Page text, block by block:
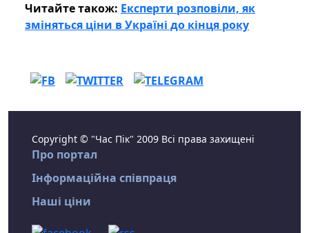
Читайте також: Експерти розповіли, як
зміняться ціни в Україні до кінця року
Copyright © "Час Пік" 2009 Всі права захищені
Про портал
Інформаційна співпраця
Наші ціни